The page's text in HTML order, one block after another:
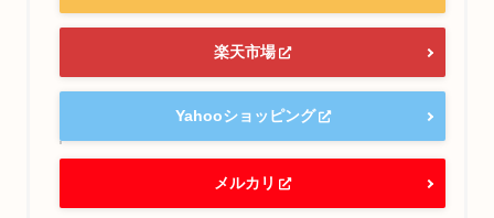
楽天市場
Yahooショッピング
メルカリ